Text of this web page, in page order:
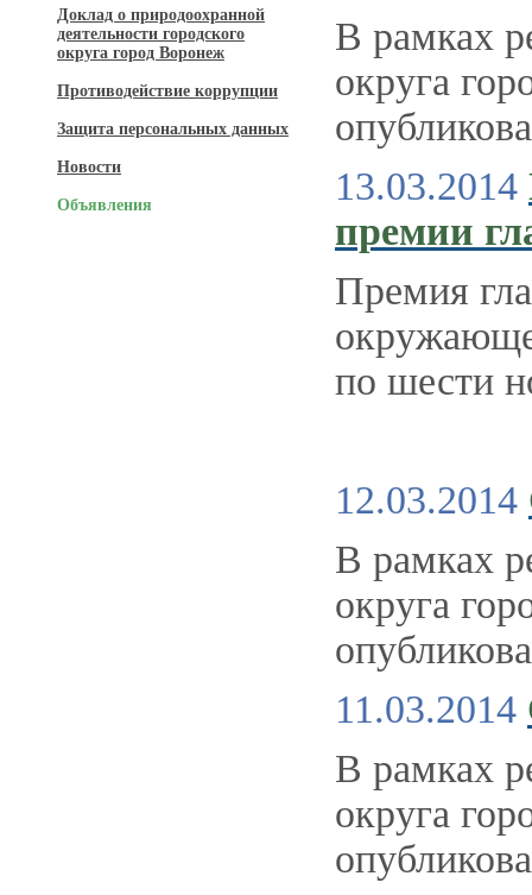
Доклад о природоохранной
деятельности городского
округа город Воронеж
Противодействие коррупции
Защита персональных данных
Новости
Объявления
В рамках
округа
13.03.2014
премии
Премия
по шести
12.03.2014
В рамках
округа
11.03.2014
В рамках
округа